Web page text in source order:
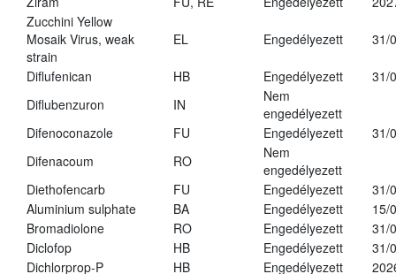
Zucchini Yellow
Mosaik Virus, weak
strain
EL Engedélyezett 31/
Diflufenican HB Engedélyezett
31/
Diflubenzuron
IN
Nem
engedélyezett
Difenoconazole
FU Engedélyezett
31/
Difenacoum
RO
Nem
engedélyezett
Diethofencarb
FU Engedélyezett
31/
Aluminium sulphate
BA Engedélyezett
15/
Bromadiolone
RO Engedélyezett
31/
Diclofop
HB Engedélyezett
31/
Dichlorprop-P
HB Engedélyezett